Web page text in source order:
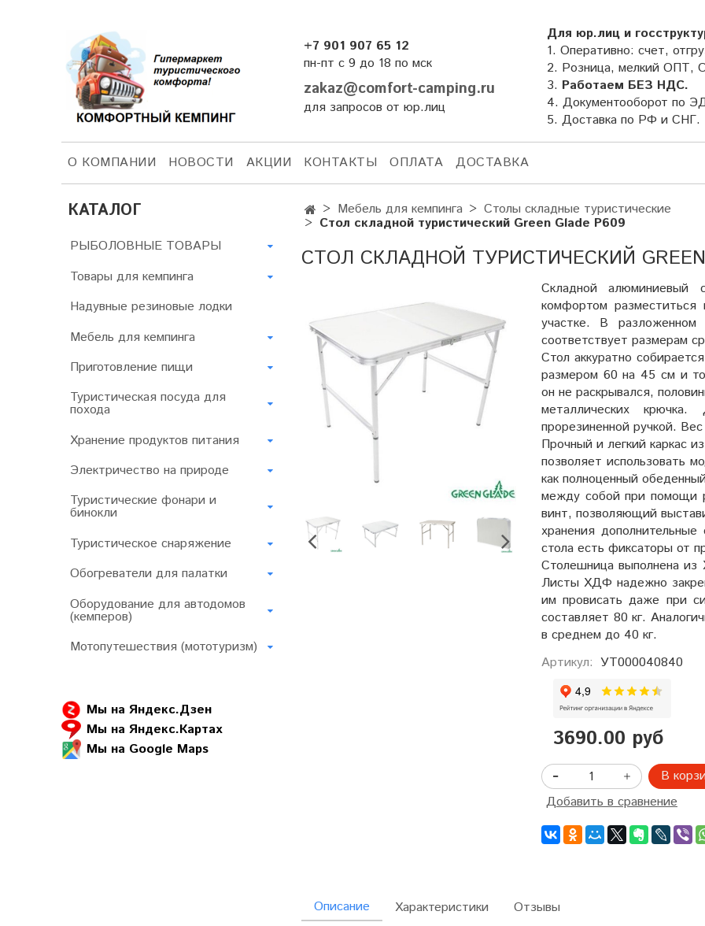
+7 901 907 65 12
пн-пт с 9 до 18 по мск
zakaz@comfort-camping.ru
для запросов от юр.лиц
Для юр.лиц и
1. Оперативно: счет,
2. Розница, мелкий ОПТ,
3. Работаем БЕЗ НДС.
4. Документооборот по
5. Доставка по РФ и СНГ.
О КОМПАНИИ НОВОСТИ АКЦИИ КОНТАКТЫ ОПЛАТА ДОСТАВКА
Мебель для кемпинга Столы складные туристические
Стол складной туристический Green Glade Р609
СТОЛ СКЛАДНОЙ ТУРИСТИЧЕСКИЙ GREEN
Складной алюминиевый
комфортом
участке. В
соответствует размерам
Стол аккуратно
размером 60 на 45 см и
он не раскрывался,
металлических
прорезиненной ручкой.
Прочный и легкий каркас
позволяет использовать
как полноценный
между собой при помощи
винт, позволяющий
хранения
стола есть фиксаторы от
Столешница выполнена
Листы ХДФ надежно
им провисать даже при
составляет 80 кг.
в среднем до 40 кг.
Артикул: УТ000040840
3690.00 руб
В
Добавить в сравнение
Описание Характеристики Отзывы
КАТАЛОГ
РЫБОЛОВНЫЕ ТОВАРЫ
Товары для кемпинга
Надувные резиновые лодки
Мебель для кемпинга
Приготовление пищи
Туристическая посуда для
похода
Хранение продуктов питания
Электричество на природе
Туристические фонари и
бинокли
Туристическое снаряжение
Обогреватели для палатки
Оборудование для автодомов
(кемперов)
Мотопутешествия (мототуризм)
Мы на Яндекс.Дзен
Мы на Яндекс.Картах
Мы на Google Maps